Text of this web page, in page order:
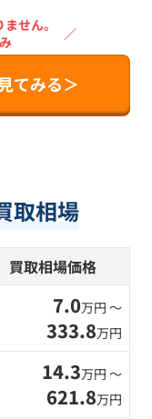
せん。
／
てみる＞
取相場
買取相場価格
7.0万円 〜
333.8万円
14.3万円 〜
621.8万円